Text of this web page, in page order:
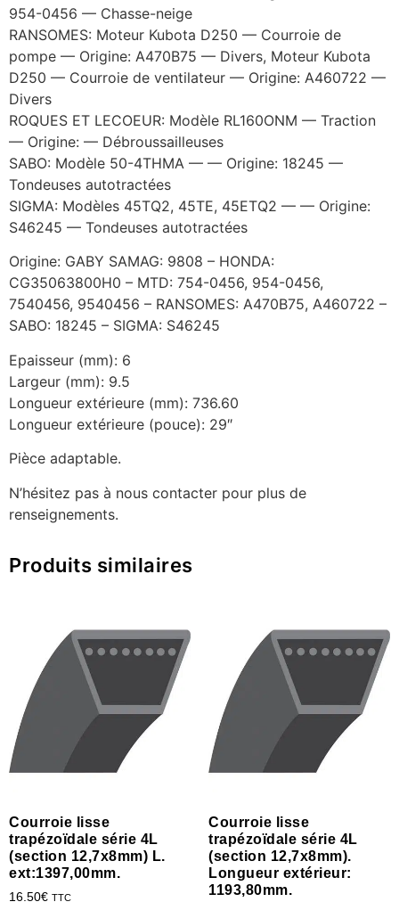
954-0456 — Chasse-neige
RANSOMES: Moteur Kubota D250 — Courroie de
pompe — Origine: A470B75 — Divers, Moteur Kubota
D250 — Courroie de ventilateur — Origine: A460722 —
Divers
ROQUES ET LECOEUR: Modèle RL160ONM — Traction
— Origine: — Débroussailleuses
SABO: Modèle 50-4THMA — — Origine: 18245 —
Tondeuses autotractées
SIGMA: Modèles 45TQ2, 45TE, 45ETQ2 — — Origine:
S46245 — Tondeuses autotractées
Origine: GABY SAMAG: 9808 – HONDA:
CG35063800H0 – MTD: 754-0456, 954-0456,
7540456, 9540456 – RANSOMES: A470B75, A460722 –
SABO: 18245 – SIGMA: S46245
Epaisseur (mm): 6
Largeur (mm): 9.5
Longueur extérieure (mm): 736.60
Longueur extérieure (pouce): 29″
Pièce adaptable.
N’hésitez pas à nous contacter pour plus de
renseignements.
Produits similaires
Courroie lisse
trapézoïdale série 4L
(section 12,7x8mm) L.
ext:1397,00mm.
16.50€ TTC
Courroie lisse
trapézoïdale série 4L
(section 12,7x8mm).
Longueur extérieur:
1193,80mm.